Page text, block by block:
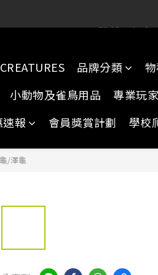
稀.鰭元朗店:
品牌分類
小動物及雀鳥用品
專業玩
報
會員獎賞計劃 學校
/澤龜